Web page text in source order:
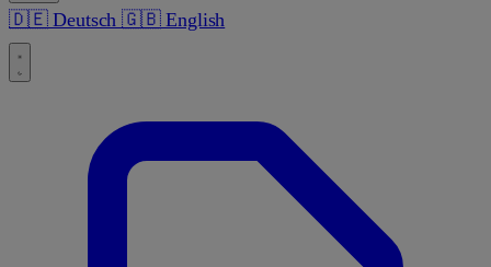
🇩🇪Deutsch🇬🇧English